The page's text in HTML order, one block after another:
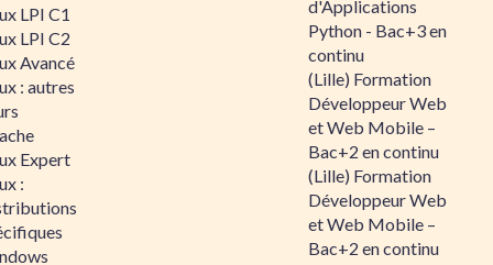
LPI C1
LPI C2
Avancé
: autres
Expert
:
d'Applications
Python - Bac+3 en
continu
(Lille) Formation
Développeur Web
et Web Mobile –
Bac+2 en continu
(Lille) Formation
Développeur Web
et Web Mobile –
Bac+2 en continu